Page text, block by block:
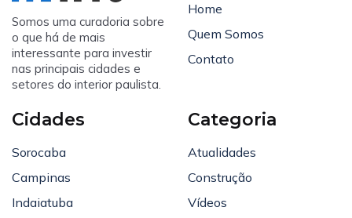
Somos uma curadoria sobre
o que há de mais
interessante para investir
nas principais cidades e
setores do interior paulista.
Home
Quem Somos
Contato
Cidades
Sorocaba
Campinas
Indaiatuba
Categoria
Atualidades
Construção
Vídeos